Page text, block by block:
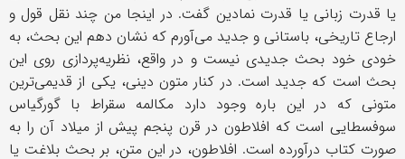
یا قدرت زبانی یا قدرت نمادین گفت. در اینجا من چند نقل قول و
ارجاع تاریخی، باستانی و جدید می‌آورم كه نشان دهم این بحث، به
خودی خود بحث جدیدی نیست و در واقع، نظریه‌پردازی روی این
بحث است كه جدید است. در كنار متون دینی، یكی از قدیمی‌ترین
متونی كه در این باره وجود دارد مكالمه سقراط با گورگیاس
سوفسطایی است كه افلاطون در قرن پنجم پیش از میلاد آن را به
صورت كتاب درآورده است. افلاطون، در این متن، بر بحث بلاغت یا